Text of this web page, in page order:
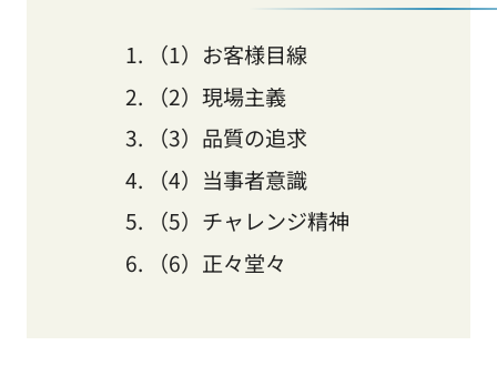
（1）お客様目線
（2）現場主義
（3）品質の追求
（4）当事者意識
（5）チャレンジ精神
（6）正々堂々